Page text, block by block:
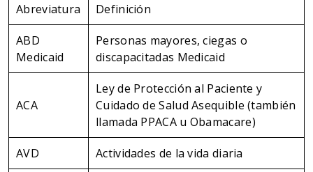
Abreviatura Definición
ABD
Medicaid
Personas mayores, ciegas o
discapacitadas Medicaid
ACA
Ley de Protección al Paciente y
Cuidado de Salud Asequible (también
llamada PPACA u Obamacare)
AVD Actividades de la vida diaria